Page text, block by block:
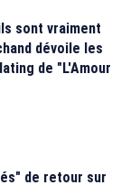
sont vraiment
dévoile les
de "L'Amour
de retour sur